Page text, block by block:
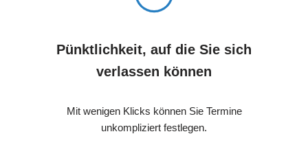
Pünktlichkeit, auf die Sie sich
verlassen können
Mit wenigen Klicks können Sie Termine
unkompliziert festlegen.